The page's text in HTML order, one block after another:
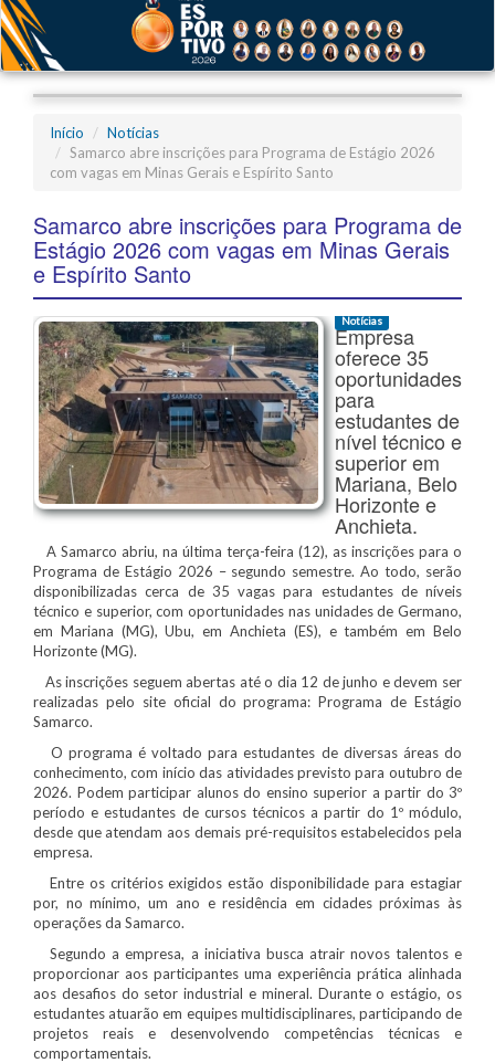
Início
Notícias
Samarco abre inscrições para Programa de Estágio 2026
com vagas em Minas Gerais e Espírito Santo
Samarco abre inscrições para Programa de
Estágio 2026 com vagas em Minas Gerais
e Espírito Santo
Notícias
Empresa
oferece 35
oportunidades
para
estudantes de
nível técnico e
superior em
Mariana, Belo
Horizonte e
Anchieta.
A Samarco abriu, na última terça-feira (12), as inscrições para o
Programa de Estágio 2026 – segundo semestre. Ao todo, serão
disponibilizadas cerca de 35 vagas para estudantes de níveis
técnico e superior, com oportunidades nas unidades de Germano,
em Mariana (MG), Ubu, em Anchieta (ES), e também em Belo
Horizonte (MG).
As inscrições seguem abertas até o dia 12 de junho e devem ser
realizadas pelo site oficial do programa: Programa de Estágio
Samarco.
O programa é voltado para estudantes de diversas áreas do
conhecimento, com início das atividades previsto para outubro de
2026. Podem participar alunos do ensino superior a partir do 3º
período e estudantes de cursos técnicos a partir do 1º módulo,
desde que atendam aos demais pré-requisitos estabelecidos pela
empresa.
Entre os critérios exigidos estão disponibilidade para estagiar
por, no mínimo, um ano e residência em cidades próximas às
operações da Samarco.
Segundo a empresa, a iniciativa busca atrair novos talentos e
proporcionar aos participantes uma experiência prática alinhada
aos desafios do setor industrial e mineral. Durante o estágio, os
estudantes atuarão em equipes multidisciplinares, participando de
projetos reais e desenvolvendo competências técnicas e
comportamentais.